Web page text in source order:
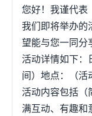
您好！我谨代表
我们即将举办的
望能与您一同分
活动详情如下：
间）地点：（活
活动内容包括（
满互动、有趣和